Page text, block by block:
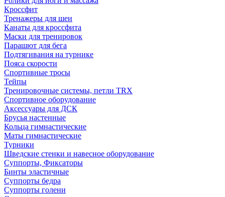
Кроссфит
Тренажеры для шеи
Канаты для кроссфита
Маски для тренировок
Парашют для бега
Подтягивания на турнике
Пояса скорости
Спортивные тросы
Тейпы
Тренировочные системы, петли TRX
Спортивное оборудование
Аксессуары для ДСК
Брусья настенные
Кольца гимнастические
Маты гимнастические
Турники
Шведские стенки и навесное оборудование
Суппорты, Фиксаторы
Бинты эластичные
Суппорты бедра
Суппорты голени